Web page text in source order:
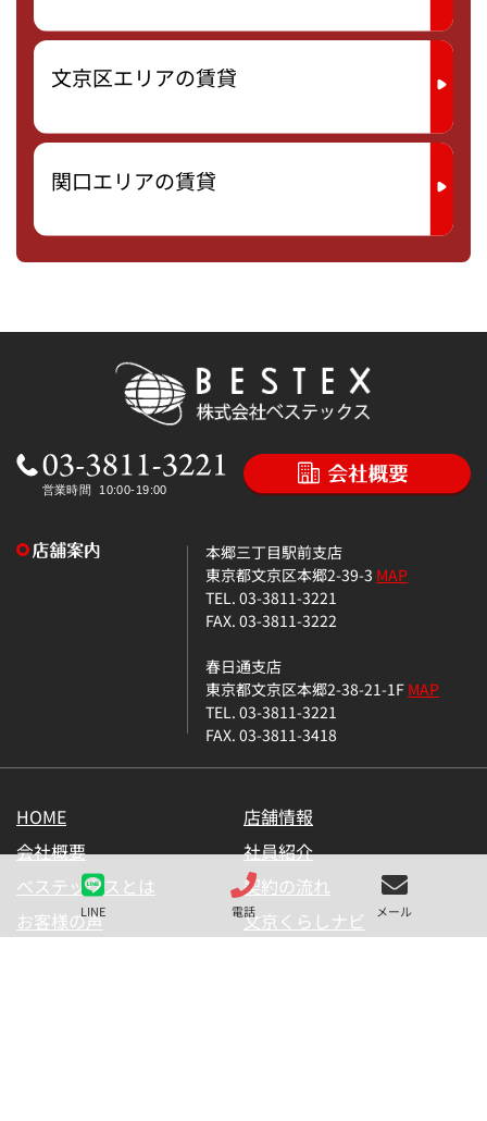
LINE 電話 メール
文京区エリアの賃貸
関口エリアの賃貸
本郷三丁目駅前支店
東京都文京区本郷2-39-3 MAP
TEL. 03-3811-3221
FAX. 03-3811-3222
春日通支店
東京都文京区本郷2-38-21-1FMAP
TEL. 03-3811-3221
FAX. 03-3811-3418
HOME
店舗情報
会社概要
社員紹介
ベステックスとは
契約の流れ
お客様の声
文京くらしナビ